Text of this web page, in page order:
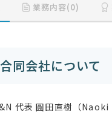
業務内容(0)
同会社について
代表 圓田直樹（Naoki